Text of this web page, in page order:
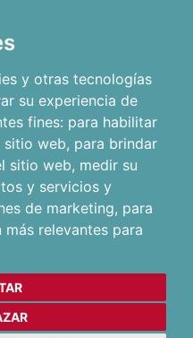
y otras tecnologías
su experiencia de
fines: para habilitar
sitio web, para brindar
sitio web, medir su
y servicios y
de marketing, para
relevantes para